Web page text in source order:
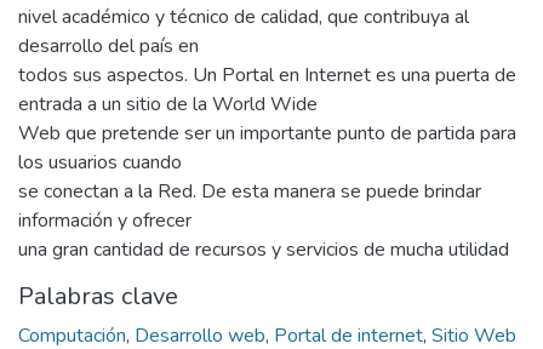
nivel académico y técnico de calidad, que contribuya al
desarrollo del país en
todos sus aspectos. Un Portal en Internet es una puerta de
entrada a un sitio de la World Wide
Web que pretende ser un importante punto de partida para
los usuarios cuando
se conectan a la Red. De esta manera se puede brindar
información y ofrecer
una gran cantidad de recursos y servicios de mucha utilidad
Palabras clave
Computación, Desarrollo web, Portal de internet, Sitio Web